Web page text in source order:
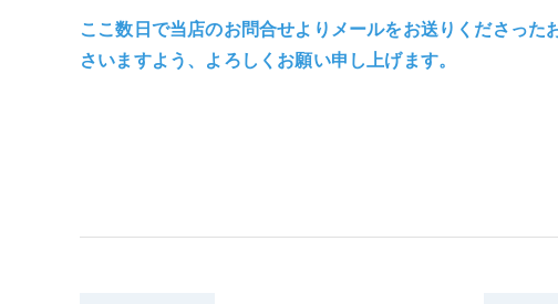
ここ数日で当店のお問合せよりメールをお送りくださっ
さいますよう、よろしくお願い申し上げます。